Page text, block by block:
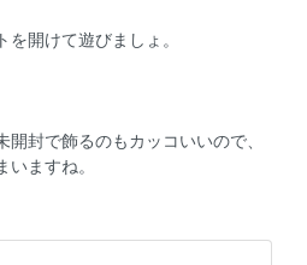
開けて遊びましょ。
封で飾るのもカッコいいので、
ますね。